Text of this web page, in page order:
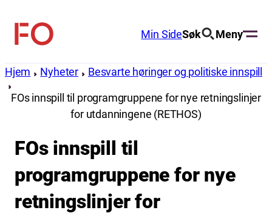
innhold
FO
Min SideSøk Meny
Hjem Nyheter Besvarte høringer og politiske innspill
FOs innspill til programgruppene for nye retningslinjer
for utdanningene (RETHOS)
FOs innspill til
programgruppene for nye
retningslinjer for